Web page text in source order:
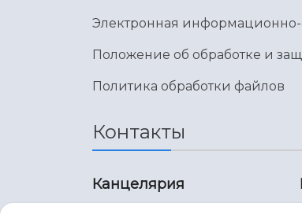
Электронная информационно-
Положение об обработке и
Политика обработки файлов
Контакты
Канцелярия